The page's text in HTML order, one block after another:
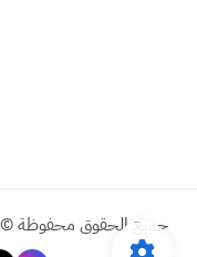
جميع الحقوق محفوظة ©